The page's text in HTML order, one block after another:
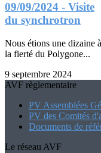
09/09/2024 - Visite
du synchrotron
Nous étions une dizaine
la fierté du Polygone...
9 septembre 2024
AVF règlementaire
PV Assemblées
PV des Comités
Documents de
Le réseau AVF